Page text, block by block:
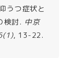
うつ症状と
検討. 中京
, 13-22.